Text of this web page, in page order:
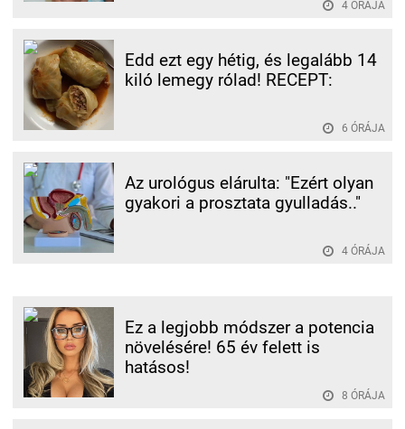
4 ÓRÁJA
Edd ezt egy hétig, és legalább 14
kiló lemegy rólad! RECEPT:
6 ÓRÁJA
Az urológus elárulta: "Ezért olyan
gyakori a prosztata gyulladás.."
4 ÓRÁJA
Ez a legjobb módszer a potencia
növelésére! 65 év felett is
hatásos!
8 ÓRÁJA